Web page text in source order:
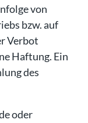
von
bzw. auf
Verbot
Haftung. Ein
des
oder